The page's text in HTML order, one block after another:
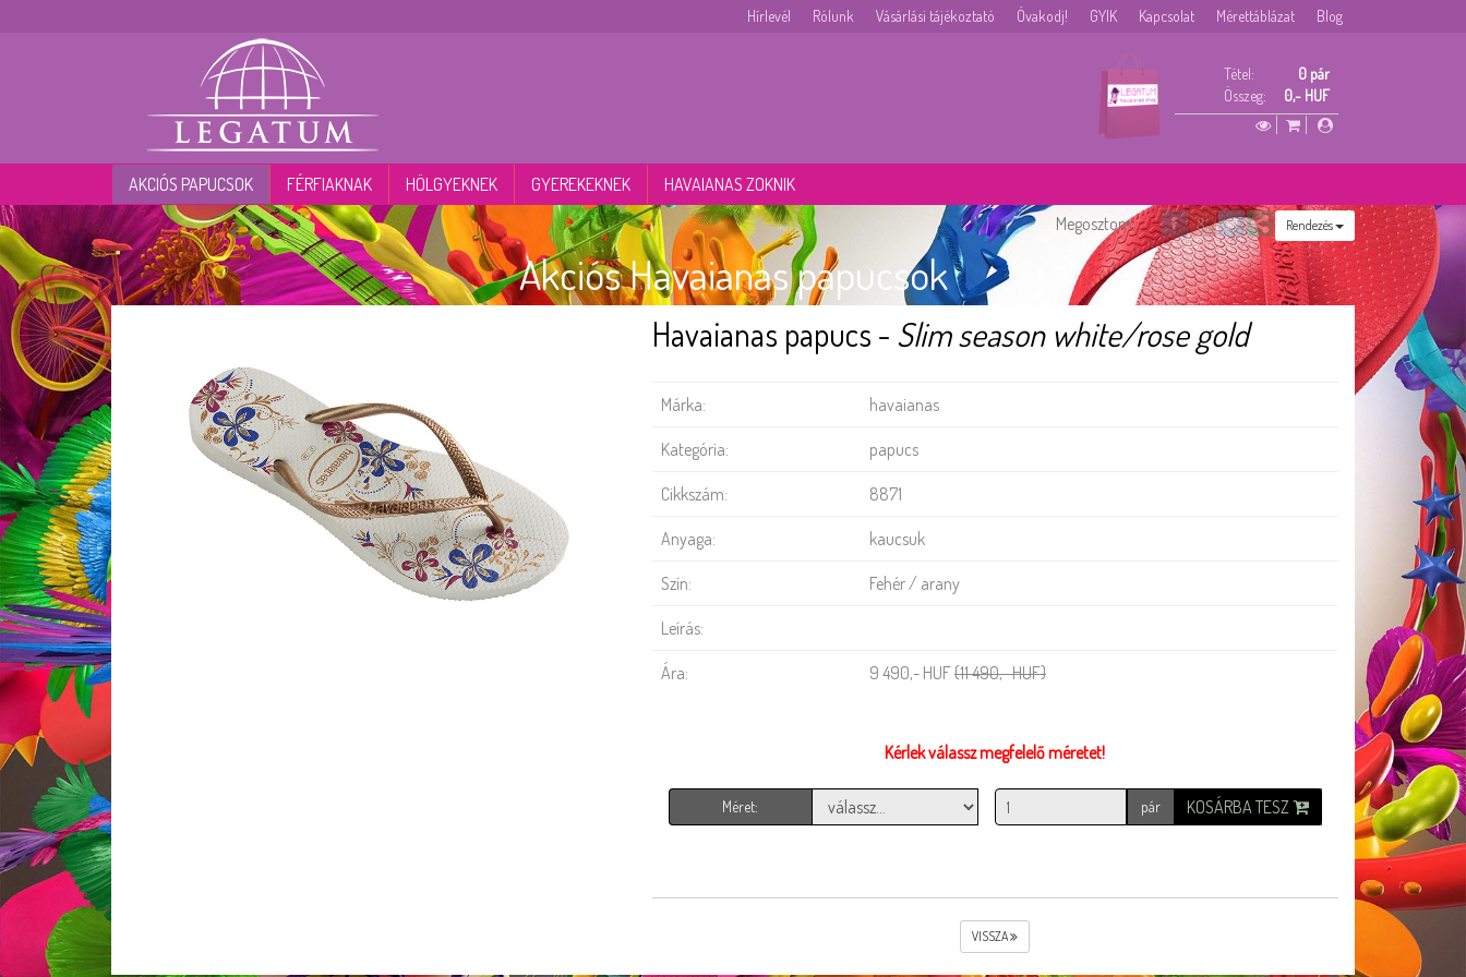
Hírlevél Rólunk Vásárlási tájékoztató Óvakodj! GYIK Kapcsolat Mérettáblázat Blog
Tétel:
0 pár
Összeg:
0,- HUF
AKCIÓS PAPUCSOK FÉRFIAKNAK HÖLGYEKNEK GYEREKEKNEK
HAVAIANAS ZOKNIK
Megosztom:
Rendezés
Akciós Havaianas papucsok
Havaianas papucs - Slim season white/rose gold
Márka: havaianas
Kategória: papucs
Cikkszám: 8871
Anyaga: kaucsuk
Szín: Fehér / arany
Leírás:
Ára: 9 490,- HUF(11 490,- HUF)
Kérlek válassz megfelelő méretet!
Méret: pár KOSÁRBA TESZ
VISSZA